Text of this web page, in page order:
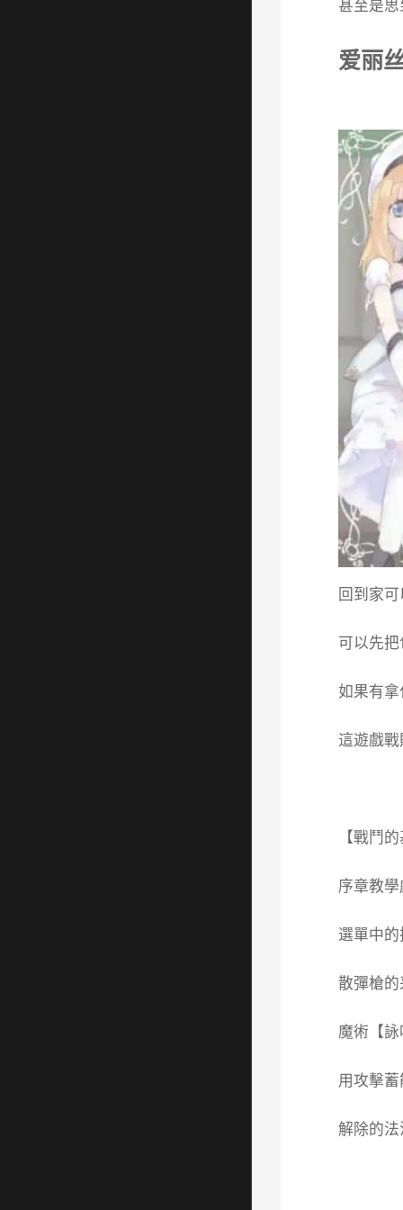
甚至是
爱丽
回到家
可以先
如果有
這遊戲
【戰鬥
序章教
選單中
散彈槍
魔術【
用攻擊
解除的